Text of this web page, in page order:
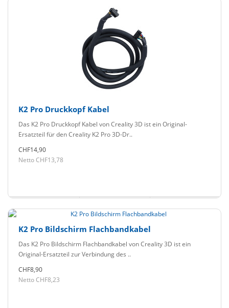
K2 Pro Druckkopf Kabel
Das K2 Pro Druckkopf Kabel von Creality 3D ist ein Original-
Ersatzteil für den Creality K2 Pro 3D-Dr..
CHF14,90
Netto CHF13,78
K2 Pro Bildschirm Flachbandkabel
Das K2 Pro Bildschirm Flachbandkabel von Creality 3D ist ein
Original-Ersatzteil zur Verbindung des ..
CHF8,90
Netto CHF8,23